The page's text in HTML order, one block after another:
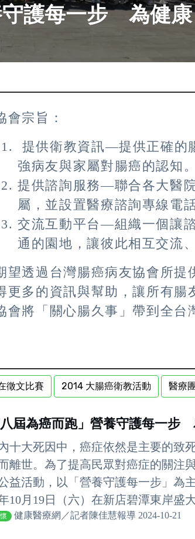
守護每一步 為健康
會宗旨：
提供衛教資訊—提供正確的
強病友與家屬對腸癌的認知。
提供諮詢服務—聯合各大醫
屬，並設置醫療諮詢專線電
交流互動平台—組織一個讓
通的園地，讓彼此相互交流
望透過台灣腸癌病友協會所提
更多的資訊與幫助，讓所有腸
會將「關心腸久事」帶到全台
徵文比賽 2014 大腸癌衛教活動 醫療
八屆為癌而跑」營養守護每一步
十大死因中，癌症依然是主要的致
離世。為了提高民眾對癌症的關注
益活動，以「營養守護每一步」為
10月19日（六）在新店碧潭東岸盛
健康醫療網／記者陳佳慧報導 2024-10-21